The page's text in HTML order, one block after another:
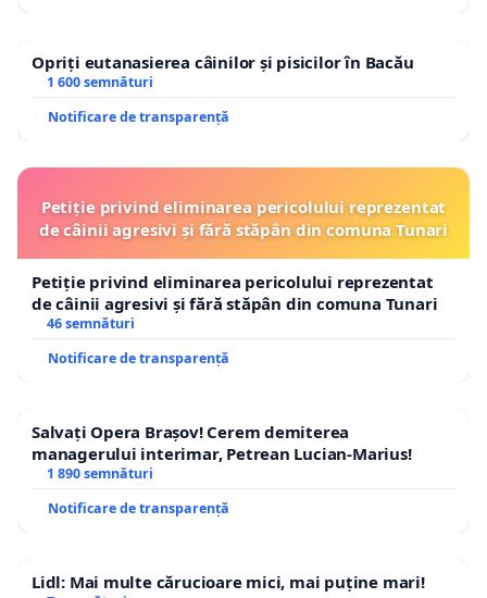
Opriți eutanasierea câinilor și pisicilor în Bacău
1 600 semnături
Notificare de transparență
Petiție privind eliminarea pericolului reprezentat
de câinii agresivi și fără stăpân din comuna Tunari
Petiție privind eliminarea pericolului reprezentat
de câinii agresivi și fără stăpân din comuna Tunari
46 semnături
Notificare de transparență
Salvați Opera Brașov! Cerem demiterea
managerului interimar, Petrean Lucian-Marius!
1 890 semnături
Notificare de transparență
Lidl: Mai multe cărucioare mici, mai puține mari!